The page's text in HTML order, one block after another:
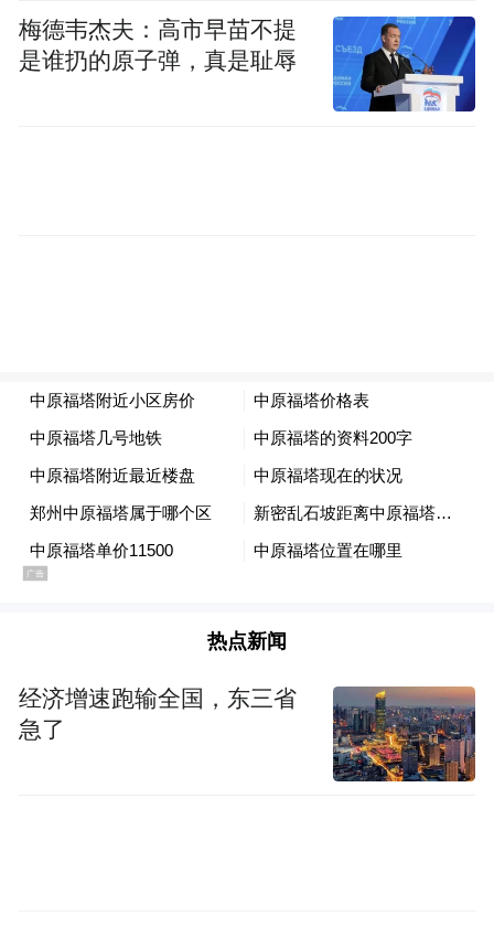
通过收购宏晶微电子，公司可以进一步完善
其在半导体产业链中的布局，且可以为公司
的封测业务及PCB（印制电路板）业务带来
然而，6月10日晚，深康佳A发布了《关于终
止发行股份购买资产并募集配套资金事项的
公告》。公司称，自交易预案披露以来，公
司及相关各方有序推进和落实本次交易的各
项工作，但由于公司与交易对方就本次交易
东特别是中小股东权益及公司利益的角度出
易。
关于影响，深康佳A称，公司终止本次交易
梅德韦杰夫：高市早苗不提
是谁扔的原子弹，真是耻辱
热点新闻
经济增速跑输全国，东三省
急了